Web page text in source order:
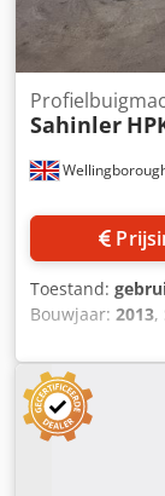
Sahinler
Toestand:
Bouwjaar: 2013,
Gereedschap-
m/min
10000 mm
Diameter
mm Toprol x15